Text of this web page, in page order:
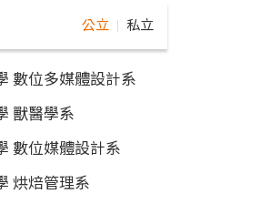
公立 私立
數位多媒體設計系
獸醫學系
數位媒體設計系
烘焙管理系